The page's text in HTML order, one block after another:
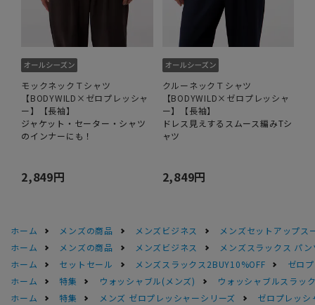
モックネックＴシャツ
【BODYWILD×ゼロプレッシャ
ー】【長袖】
ジャケット・セーター・シャツ
のインナーにも！
2,849円
クルーネックＴシャツ
【BODYWILD×ゼロプレッシャ
ー】【長袖】
ドレス見えするスムース編みTシ
ャツ
2,849円
ホーム メンズの商品 メンズビジネス
メンズセットアップス
ホーム
メンズの商品 メンズビジネス
メンズスラックス パン
ホーム
セットセール メンズスラックス2BUY10%OFF
ゼロ
ホーム
特集 ウォッシャブル(メンズ)
ウォッシャブルスラッ
ホーム
特集 メンズ ゼロプレッシャーシリーズ ゼロプレッシ